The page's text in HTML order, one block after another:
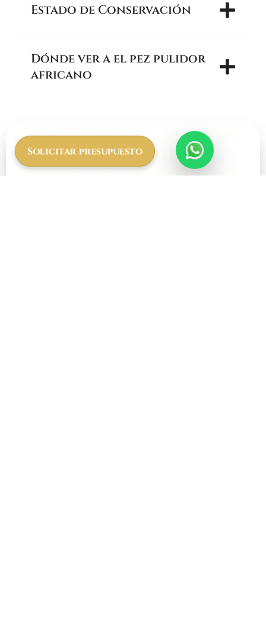
Estado de Conservación
Dónde ver a el pez pulidor
africano
Planifica tu Safari en
Tanzania ahora
Aprende sobre el fascinante comportamiento del
Solicitar presupuesto